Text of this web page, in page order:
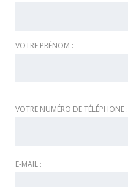
VOTRE PRÉNOM :
VOTRE NUMÉRO DE TÉLÉPHONE :
E-MAIL :